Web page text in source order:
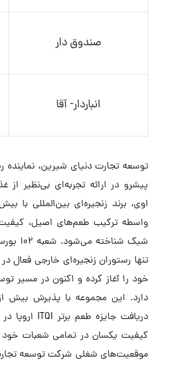
صندوق دار
انباردار- آقا
توسعه تجارت دنیای شیرین، نماینده
پیشرو در ارائه تجربه‌ای بی‌نظیر
واسطه ترکیب طعم‌های اصیل،
شیک
خود را آغاز کرده و اکنون در مسیر
کیفیت یکسان در تمامی شعبات
موقعیت‌های شغلی شرکت توسعه